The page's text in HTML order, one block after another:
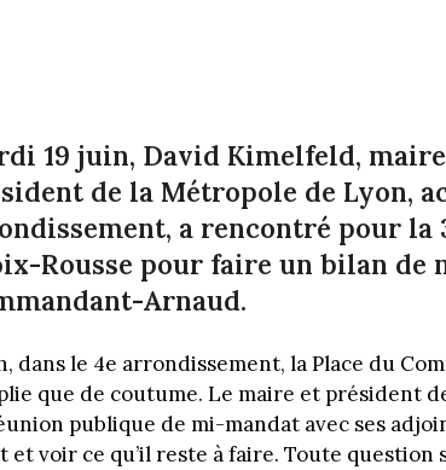
19 juin, David Kimelfeld,
de la Métropole de Lyon,
a rencontré pour la
Rousse pour faire un bilan de
Arnaud.
dans le 4e arrondissement, la Place du
que de coutume. Le maire et président
publique de mi-mandat avec ses
et voir ce qu’il reste à faire. Toute